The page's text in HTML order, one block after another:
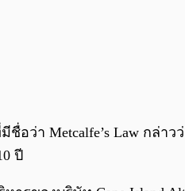
ชื่อว่า Metcalfe’s Law กล่า
ปี